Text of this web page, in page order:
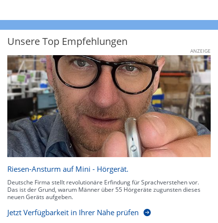
Unsere Top Empfehlungen
ANZEIGE
Riesen-Ansturm auf Mini - Hörgerät.
Deutsche Firma stellt revolutionäre Erfindung für Sprachverstehen vor.
Das ist der Grund, warum Männer über 55 Hörgeräte zugunsten dieses
neuen Geräts aufgeben.
Jetzt Verfügbarkeit in Ihrer Nähe prüfen